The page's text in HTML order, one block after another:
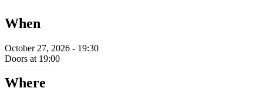
When
October 27, 2026 - 19:30
Doors at 19:00
Where